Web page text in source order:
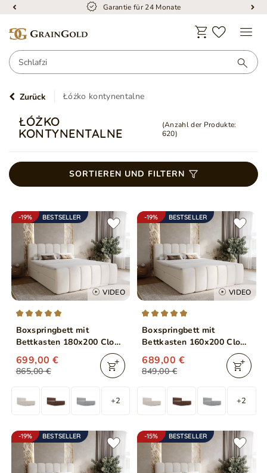
Garantie für 24 Monate
Zurück Łóżko kontynentalne
ŁÓŻKO
KONTYNENTALNE
(Anzahl der Produkte:
620)
SORTIEREN UND FILTERN
-19% BESTSELLER
VIDEO
Boxspringbett mit
Bettkasten 180x200 Cloud
Beige
865,00 €
699,00 €
+2
-19% BESTSELLER
VIDEO
Boxspringbett mit
Bettkasten 160x200 Cloud
Beige
849,00 €
689,00 €
+2
-19% BESTSELLER -15% BESTSELLER